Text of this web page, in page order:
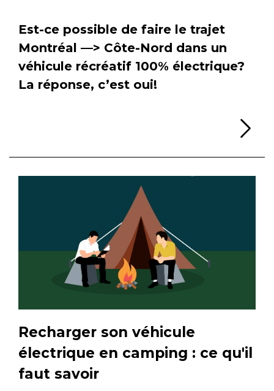
Est-ce possible de faire le trajet
Montréal —> Côte-Nord dans un
véhicule récréatif 100% électrique?
La réponse, c’est oui!
Recharger son véhicule
électrique en camping : ce qu'il
faut savoir